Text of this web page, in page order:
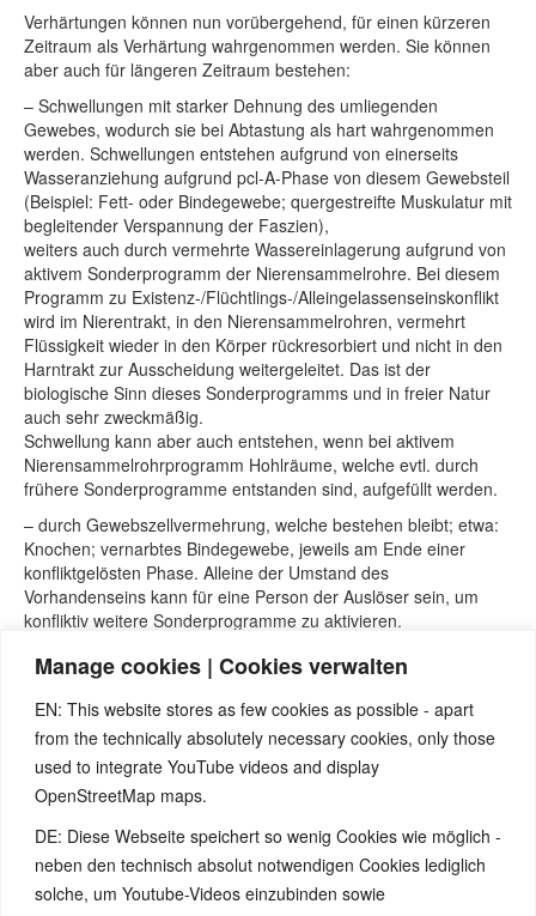
Manage cookies | Cookies verwalten
EN: This website stores as few cookies as possible - apart
from the technically absolutely necessary cookies, only those
used to integrate YouTube videos and display
OpenStreetMap maps.
DE: Diese Webseite speichert so wenig Cookies wie möglich -
neben den technisch absolut notwendigen Cookies lediglich
solche, um Youtube-Videos einzubinden sowie
Verhärtungen können nun vorübergehend, für einen kürzeren
Zeitraum als Verhärtung wahrgenommen werden. Sie können
aber auch für längeren Zeitraum bestehen:
– Schwellungen mit starker Dehnung des umliegenden
Gewebes, wodurch sie bei Abtastung als hart wahrgenommen
werden. Schwellungen entstehen aufgrund von einerseits
Wasseranziehung aufgrund pcl-A-Phase von diesem Gewebsteil
(Beispiel: Fett- oder Bindegewebe; quergestreifte Muskulatur mit
begleitender Verspannung der Faszien),
weiters auch durch vermehrte Wassereinlagerung aufgrund von
aktivem Sonderprogramm der Nierensammelrohre. Bei diesem
Programm zu Existenz-/Flüchtlings-/Alleingelassenseinskonflikt
wird im Nierentrakt, in den Nierensammelrohren, vermehrt
Flüssigkeit wieder in den Körper rückresorbiert und nicht in den
Harntrakt zur Ausscheidung weitergeleitet. Das ist der
biologische Sinn dieses Sonderprogramms und in freier Natur
auch sehr zweckmäßig.
Schwellung kann aber auch entstehen, wenn bei aktivem
Nierensammelrohrprogramm Hohlräume, welche evtl. durch
frühere Sonderprogramme entstanden sind, aufgefüllt werden.
– durch Gewebszellvermehrung, welche bestehen bleibt; etwa:
Knochen; vernarbtes Bindegewebe, jeweils am Ende einer
konfliktgelösten Phase. Alleine der Umstand des
Vorhandenseins kann für eine Person der Auslöser sein, um
konfliktiv weitere Sonderprogramme zu aktivieren.
weiters gar keine Störung bilden. Unter Umständen kann eine
und angenommene Schönheits-Ideale nützlich sein.
Quellen:
Seminare und Webinare von Nicolas Barro, nicolasbarro.de.
Internetseite www.5bn.de.
David Münnich „Das System der fünf biologischen
Naturgesetze“ Band 1.
Claudio Trupiano „Danke Doktor Hamer“.